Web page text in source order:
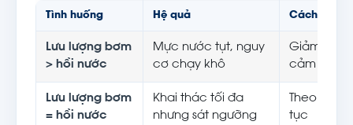
Tình huống Hệ quả Cách xử lý
Lưu lượng bơm
> hồi nước
Mực nước tụt, nguy
cơ chạy khô
Giảm
cảm biến
Lưu lượng bơm
= hồi nước
Khai thác tối đa
nhưng sát ngưỡng
Theo dõi
tục